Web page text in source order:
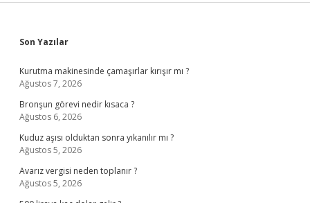
Sidebar
Son Yazılar
Kurutma makinesinde çamaşırlar kırışır mı ?
Ağustos 7, 2026
Bronşun görevi nedir kısaca ?
Ağustos 6, 2026
Kuduz aşısı olduktan sonra yıkanılır mı ?
Ağustos 5, 2026
Avarız vergisi neden toplanır ?
Ağustos 5, 2026